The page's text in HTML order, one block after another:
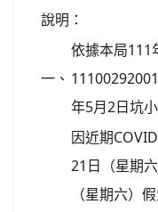
說明：
一、
依據本局111
年5月2日坑
因近期
21日（星期
（星期六）